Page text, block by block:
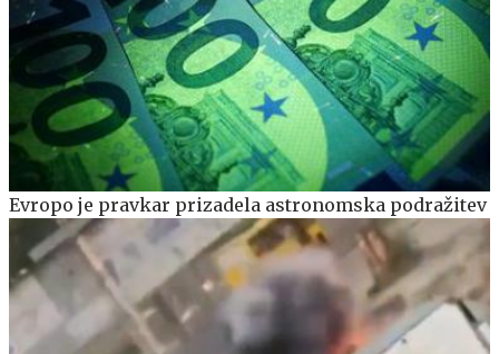
Evropo je pravkar prizadela astronomska podražitev